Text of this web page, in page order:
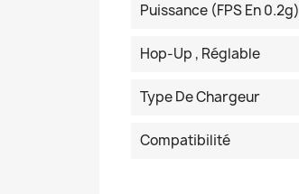
Puissance (FPS En 0.2g)
Hop-Up , Réglable
Type De Chargeur
Compatibilité